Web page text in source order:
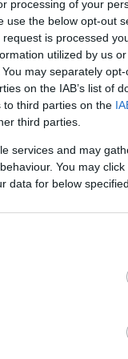
processing of your
use the below opt-out
is processed
utilized by us
may separately
on the IAB’s list of
to third parties on the
third parties.
services and may
You may
data for below